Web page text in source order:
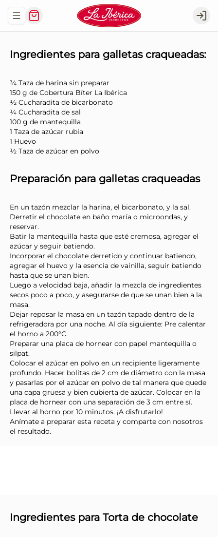
Abrir menu de navegación
Ingredientes para galletas craqueadas:
¾ Taza de harina sin preparar
150 g de Cobertura Bíter La Ibérica
½ Cucharadita de bicarbonato
¼ Cucharadita de sal
100 g de mantequilla
1 Taza de azúcar rubia
1 Huevo
½ Taza de azúcar en polvo
Preparación para galletas craqueadas
En un tazón mezclar la harina, el bicarbonato, y la sal.
Derretir el chocolate en baño maría o microondas, y
reservar.
Batir la mantequilla hasta que esté cremosa, agregar el
azúcar y seguir batiendo.
Incorporar el chocolate derretido y continuar batiendo,
agregar el huevo y la esencia de vainilla, seguir batiendo
hasta que se unan bien.
Luego a velocidad baja, añadir la mezcla de ingredientes
secos poco a poco, y asegurarse de que se unan bien a la
masa.
Dejar reposar la masa en un tazón tapado dentro de la
refrigeradora por una noche. Al día siguiente: Pre calentar
el horno a 200°C.
Preparar una placa de hornear con papel mantequilla o
silpat.
Colocar el azúcar en polvo en un recipiente ligeramente
profundo. Hacer bolitas de 2 cm de diámetro con la masa
y pasarlas por el azúcar en polvo de tal manera que quede
una capa gruesa y bien cubierta de azúcar. Colocar en la
placa de hornear con una separación de 3 cm entre sí.
Llevar al horno por 10 minutos. ¡A disfrutarlo!
Anímate a preparar esta receta y comparte con nosotros
el resultado.
Ingredientes para Torta de chocolate